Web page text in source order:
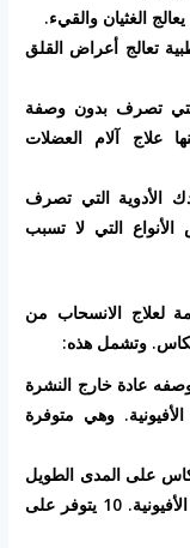
الغثيان والقيء.
تعالج أعراض القلق
التي تصرف بدون وصفة
علاج آلام العضلات
الأدوية التي تصرف
التي لا تسبب
لعلاج الانسحاب من
وتشمل هذه:
عادة خارج النشرة
وهي متوفرة
على المدى الطويل
10 يتوفر على